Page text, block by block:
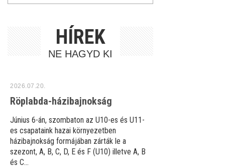
HÍREK
NE HAGYD KI
2026.07.20.
Röplabda-házibajnokság
Június 6-án, szombaton az U10-es és U11-
es csapataink hazai környezetben
házibajnokság formájában zárták le a
szezont, A, B, C, D, E és F (U10) illetve A, B
és C...